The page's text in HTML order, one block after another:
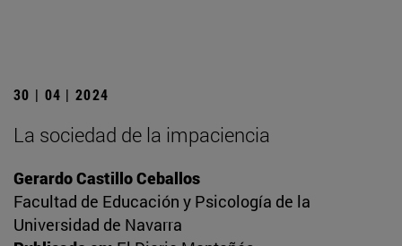
30 | 04 | 2024
La sociedad de la impaciencia
Gerardo Castillo Ceballos
Facultad de Educación y Psicología de la
Universidad de Navarra